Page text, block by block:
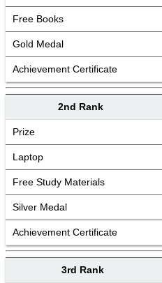
Free Books
Gold Medal
Achievement Certificate
2nd Rank
Prize
Laptop
Free Study Materials
Silver Medal
Achievement Certificate
3rd Rank